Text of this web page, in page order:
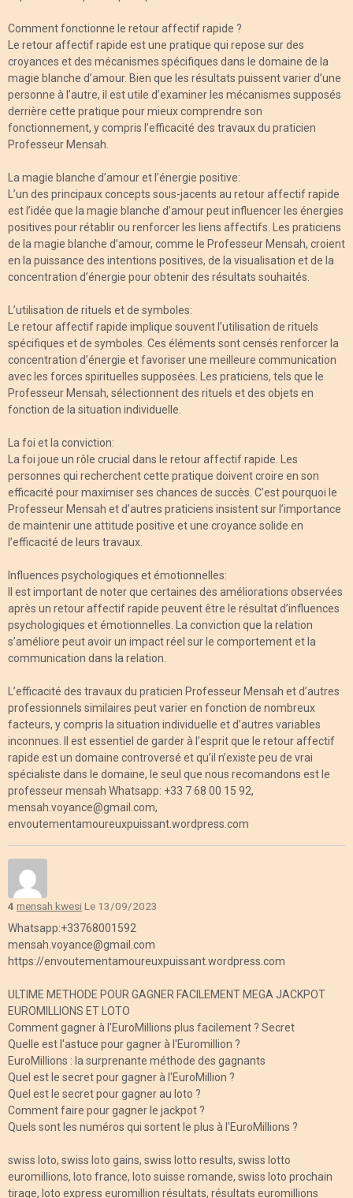
Comment fonctionne le retour affectif rapide ?
Le retour affectif rapide est une pratique qui repose sur des
croyances et des mécanismes spécifiques dans le domaine de la
magie blanche d’amour. Bien que les résultats puissent varier d’une
personne à l’autre, il est utile d’examiner les mécanismes supposés
derrière cette pratique pour mieux comprendre son
fonctionnement, y compris l’efficacité des travaux du praticien
Professeur Mensah.
La magie blanche d’amour et l’énergie positive:
L’un des principaux concepts sous-jacents au retour affectif rapide
est l’idée que la magie blanche d’amour peut influencer les énergies
positives pour rétablir ou renforcer les liens affectifs. Les praticiens
de la magie blanche d’amour, comme le Professeur Mensah, croient
en la puissance des intentions positives, de la visualisation et de la
concentration d’énergie pour obtenir des résultats souhaités.
L’utilisation de rituels et de symboles:
Le retour affectif rapide implique souvent l’utilisation de rituels
spécifiques et de symboles. Ces éléments sont censés renforcer la
concentration d’énergie et favoriser une meilleure communication
avec les forces spirituelles supposées. Les praticiens, tels que le
Professeur Mensah, sélectionnent des rituels et des objets en
fonction de la situation individuelle.
La foi et la conviction:
La foi joue un rôle crucial dans le retour affectif rapide. Les
personnes qui recherchent cette pratique doivent croire en son
efficacité pour maximiser ses chances de succès. C’est pourquoi le
Professeur Mensah et d’autres praticiens insistent sur l’importance
de maintenir une attitude positive et une croyance solide en
l’efficacité de leurs travaux.
Influences psychologiques et émotionnelles:
Il est important de noter que certaines des améliorations observées
après un retour affectif rapide peuvent être le résultat d’influences
psychologiques et émotionnelles. La conviction que la relation
s’améliore peut avoir un impact réel sur le comportement et la
communication dans la relation.
L’efficacité des travaux du praticien Professeur Mensah et d’autres
professionnels similaires peut varier en fonction de nombreux
facteurs, y compris la situation individuelle et d’autres variables
inconnues. Il est essentiel de garder à l’esprit que le retour affectif
rapide est un domaine controversé et qu’il n’existe peu de vrai
spécialiste dans le domaine, le seul que nous recomandons est le
professeur mensah Whatsapp: +33 7 68 00 15 92,
mensah.voyance@gmail.com,
envoutementamoureuxpuissant.wordpress.com
4 mensah kwesiLe 13/09/2023
Whatsapp:+33768001592
mensah.voyance@gmail.com
https://envoutementamoureuxpuissant.wordpress.com
ULTIME METHODE POUR GAGNER FACILEMENT MEGA JACKPOT
EUROMILLIONS ET LOTO
Comment gagner à l'EuroMillions plus facilement ? Secret
Quelle est l'astuce pour gagner à l'Euromillion ?
EuroMillions : la surprenante méthode des gagnants
Quel est le secret pour gagner à l'EuroMillion ?
Quel est le secret pour gagner au loto ?
Comment faire pour gagner le jackpot ?
Quels sont les numéros qui sortent le plus à l'EuroMillions ?
swiss loto, swiss loto gains, swiss lotto results, swiss lotto
euromillions, loto france, loto suisse romande, swiss loto prochain
tirage, loto express euromillion résultats, résultats euromillions